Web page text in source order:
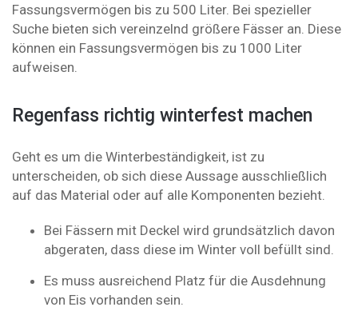
Fassungsvermögen bis zu 500 Liter. Bei spezieller
Suche bieten sich vereinzelnd größere Fässer an. Diese
können ein Fassungsvermögen bis zu 1000 Liter
aufweisen.
Regenfass richtig winterfest machen
Geht es um die Winterbeständigkeit, ist zu
unterscheiden, ob sich diese Aussage ausschließlich
auf das Material oder auf alle Komponenten bezieht.
Bei Fässern mit Deckel wird grundsätzlich davon
abgeraten, dass diese im Winter voll befüllt sind.
Es muss ausreichend Platz für die Ausdehnung
von Eis vorhanden sein.